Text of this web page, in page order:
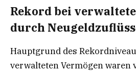
Rekord bei
durch
Hauptgrund des
verwalteten Vermögen waren